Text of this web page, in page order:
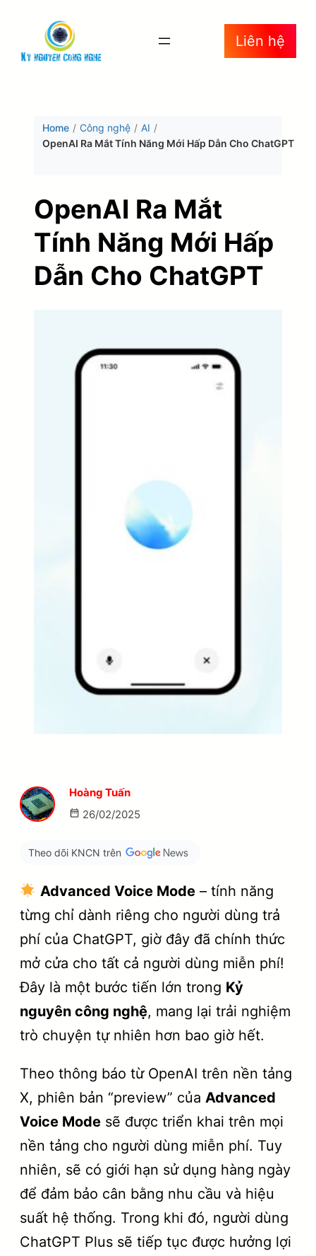
Chuyển
phần
Liên hệ
Home / Công nghệ / AI /
OpenAI Ra Mắt Tính Năng Mới Hấp Dẫn Cho ChatGPT
OpenAI Ra Mắt
Tính Năng Mới Hấp
Dẫn Cho ChatGPT
Hoàng Tuấn
26/02/2025
Theo dõi KNCN trên
Advanced Voice Mode– tính năng
từng chỉ dành riêng cho người dùng trả
phí của ChatGPT, giờ đây đã chính thức
mở cửa cho tất cả người dùng miễn phí!
Đây là một bước tiến lớn trong Kỷ
nguyên công nghệ, mang lại trải nghiệm
trò chuyện tự nhiên hơn bao giờ hết.
Theo thông báo từ OpenAI trên nền tảng
X, phiên bản “preview” của Advanced
Voice Mode sẽ được triển khai trên mọi
nền tảng cho người dùng miễn phí. Tuy
nhiên, sẽ có giới hạn sử dụng hàng ngày
để đảm bảo cân bằng nhu cầu và hiệu
suất hệ thống. Trong khi đó, người dùng
ChatGPT Plus sẽ tiếp tục được hưởng lợi